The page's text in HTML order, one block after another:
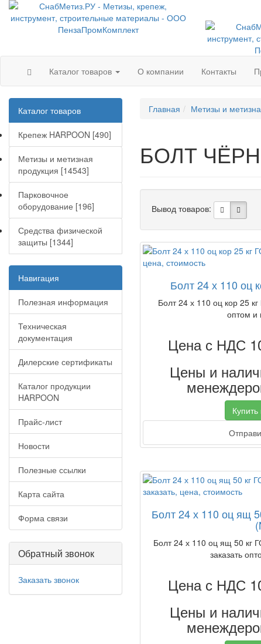
Каталог товаров О компании Контакты
Каталог товаров
Крепеж HARPOON [490]
Метизы и метизная
продукция [14543]
Парковочное
оборудование [196]
Средства физической
защиты [1344]
Навигация
Полезная информация
Техническая
документация
Дилерские сертификаты
Каталог продукции
HARPOON
Прайс-лист
Новости
Полезные ссылки
Карта сайта
Форма связи
Обратный звонок
Заказать звонок
Главная Метизы и
БОЛТ
Вывод товаров:
Болт 24 х 110 оц
Болт 24 х 110 оц кор 25
оптом и
Цена с НДС
Цены и
Купить
Болт 24 х 110 оц ящ
Болт 24 х 110 оц ящ 50 кг
заказать
Цена с НДС
Цены и